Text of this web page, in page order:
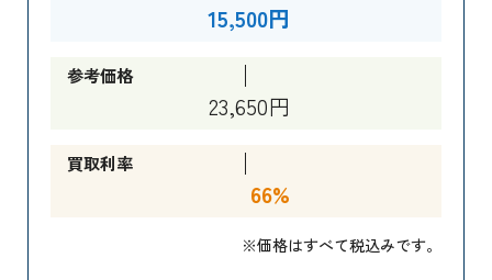
15,500円
参考価格
23,650円
買取利率
66%
※価格はすべて税込みです。